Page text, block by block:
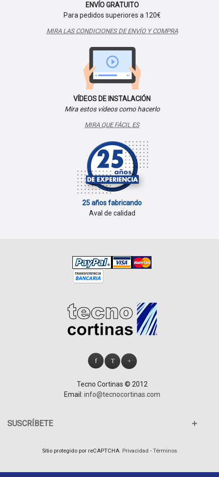
ENVÍO GRATUITO
Para pedidos superiores a 120€
MIRA LAS CONDICIONES DE ENVÍO Y COMPRA
VÍDEOS DE INSTALACIÓN
Mira estos vídeos como hacerlo
MIRA QUE FÁCIL ES
25 años fabricando
Aval de calidad
. . .
Tecno Cortinas © 2012
Email: info@tecnocortinas.com
SUSCRÍBETE
Sitio protegido por reCAPTCHA. Privacidad - Términos